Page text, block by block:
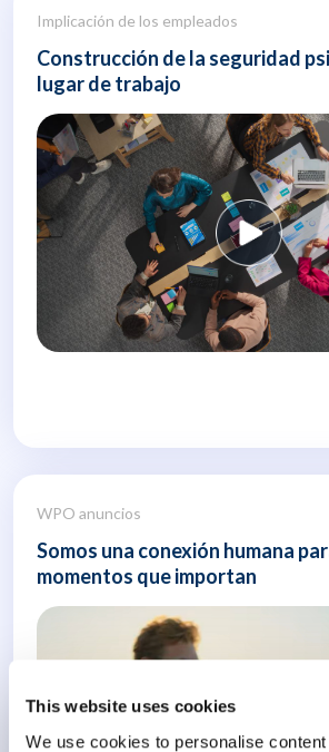
This website uses cookies
We use cookies to personalise
Implicación de los empleados
Construcción de la seguridad
lugar de trabajo
WPO anuncios
Somos una conexión humana
momentos que importan